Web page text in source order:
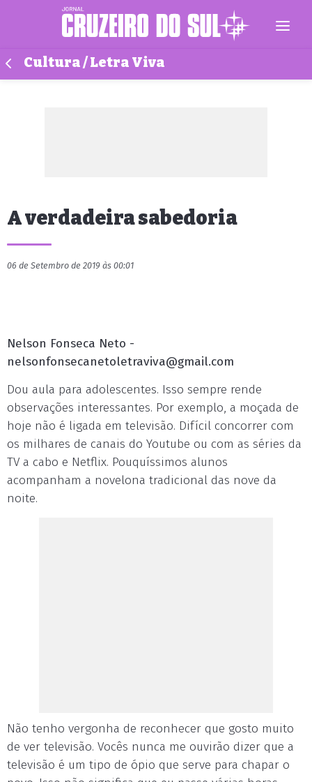
Cultura / Letra Viva
A verdadeira sabedoria
06 de Setembro de 2019 às 00:01
Nelson Fonseca Neto -
nelsonfonsecanetoletraviva@gmail.com
Dou aula para adolescentes. Isso sempre rende
observações interessantes. Por exemplo, a moçada de
hoje não é ligada em televisão. Difícil concorrer com
os milhares de canais do Youtube ou com as séries da
TV a cabo e Netflix. Pouquíssimos alunos
acompanham a novelona tradicional das nove da
noite.
Não tenho vergonha de reconhecer que gosto muito
de ver televisão. Vocês nunca me ouvirão dizer que a
televisão é um tipo de ópio que serve para chapar o